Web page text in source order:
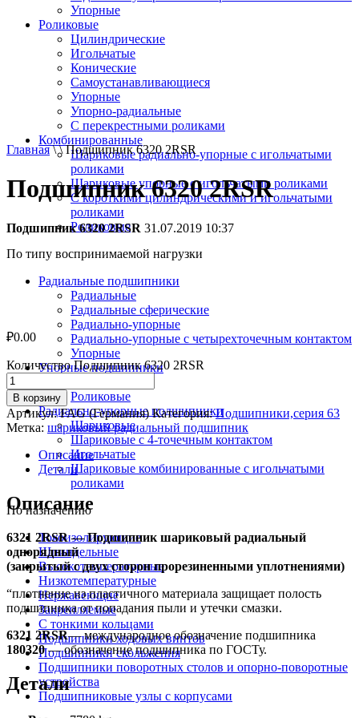
Упорные
Роликовые
Цилиндрические
Игольчатые
Конические
Самоустанавливающиеся
Упорные
Упорно-радиальные
C перекрестными роликами
Комбинированные
Шариковые радиально-упорные с игольчатыми
роликами
Шариковые упорные с игольчатыми роликами
С короткими цилиндрическими и игольчатыми
роликами
Роликовые
По типу воспринимаемой нагрузки
Радиальные подшипники
Радиальные
Радиальные сферические
Радиально-упорные
Радиально-упорные с четырехточечным контактом
Упорные
Упорные подшипники
Роликовые
Радиально-упорные подшипники
Шариковые
Шариковые с 4-точечным контактом
Игольчатые
Шариковые комбинированные с игольчатыми
роликами
По назначению
Токоизолирующие
Шпиндельные
Высокотемпературные
Низкотемпературные
Нержавеющие
Закрепляемые
С тонкими кольцами
Подшипники ходовых винтов
Подшипники скольжения
Подшипники поворотных столов и опорно-поворотные
устройства
Подшипниковые узлы с корпусами
Главная\ \ Подшипник 6320 2RSR
Подшипник 6320 2RSR
Подшипник 6320 2RSR 31.07.2019 10:37
₽0.00
Количество Подшипник 6320 2RSR
В корзину
Артикул:FAG (Германия) Категория:Подшипники,серия 63
Метка: шариковый радиальный подшипник
Описание
Детали
Описание
6321 2RSR — Подшипник шариковый радиальный
однорядный
(закрытый с двух сторон прорезиненными уплотнениями)
“плотнение из пластичного материала защищает полость
подшипника от попадания пыли и утечки смазки.
6321 2RSR— международное обозначение подшипника
180320— обозначение подшипника по ГОСТу.
Детали